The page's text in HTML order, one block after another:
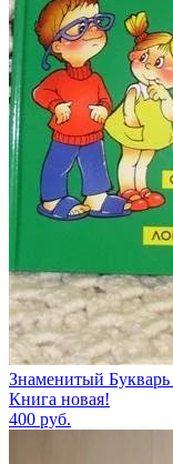
Знаменитый
Книга новая!
400 руб.